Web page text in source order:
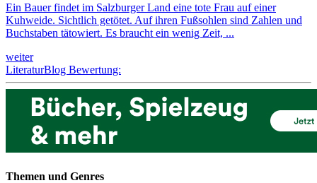
Ein Bauer findet im Salzburger Land eine tote Frau auf einer
Kuhweide. Sichtlich getötet. Auf ihren Fußsohlen sind Zahlen und
Buchstaben tätowiert. Es braucht ein wenig Zeit, ...
weiter
LiteraturBlog Bewertung:
Themen und Genres